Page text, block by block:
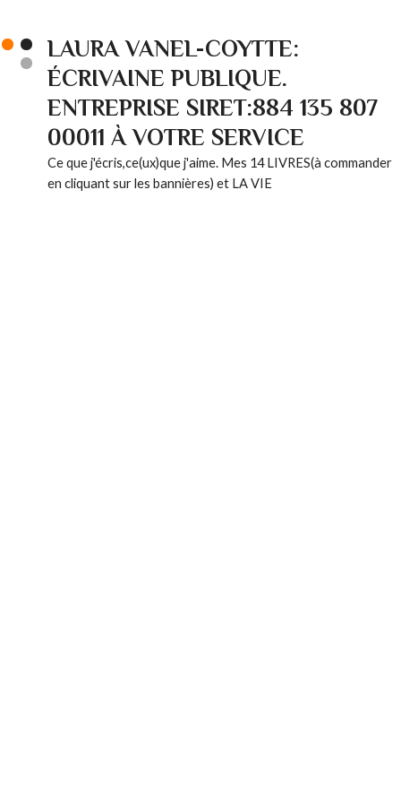
LAURA VANEL-COYTTE:
ÉCRIVAINE PUBLIQUE.
ENTREPRISE SIRET:884 135 807
00011 À VOTRE SERVICE
Ce que j'écris,ce(ux)que j'aime. Mes 14 LIVRES(à commander
en cliquant sur les bannières) et LA VIE